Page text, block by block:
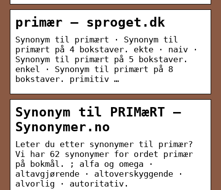
primær — sproget.dk
Synonym til primært · Synonym til
primært på 4 bokstaver. ekte · naiv ·
Synonym til primært på 5 bokstaver.
enkel · Synonym til primært på 8
bokstaver. primitiv …
Synonym til PRIMæRT –
Synonymer.no
Leter du etter synonymer til primær?
Vi har 62 synonymer for ordet primær
på bokmål. ; alfa og omega ·
altavgjørende · altoverskyggende ·
alvorlig · autoritativ.